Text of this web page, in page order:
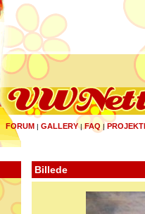
FORUM | GALLERY|FAQ |
Billede